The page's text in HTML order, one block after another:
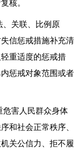
核。
关联、比例原
信惩戒措施补充清
重适度的惩戒措
惩戒对象范围或者
害人民群众身体
和社会正常秩序、
关公信力、拒不履